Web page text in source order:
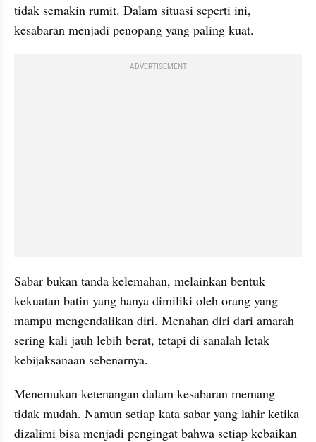
tidak semakin rumit. Dalam situasi seperti ini,
kesabaran menjadi penopang yang paling kuat.
ADVERTISEMENT
Sabar bukan tanda kelemahan, melainkan bentuk
kekuatan batin yang hanya dimiliki oleh orang yang
mampu mengendalikan diri. Menahan diri dari amarah
sering kali jauh lebih berat, tetapi di sanalah letak
kebijaksanaan sebenarnya.
Menemukan ketenangan dalam kesabaran memang
tidak mudah. Namun setiap kata sabar yang lahir ketika
dizalimi bisa menjadi pengingat bahwa setiap kebaikan